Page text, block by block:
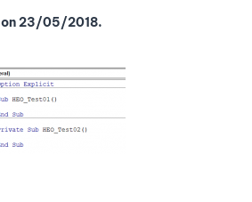
on23/05/2018.